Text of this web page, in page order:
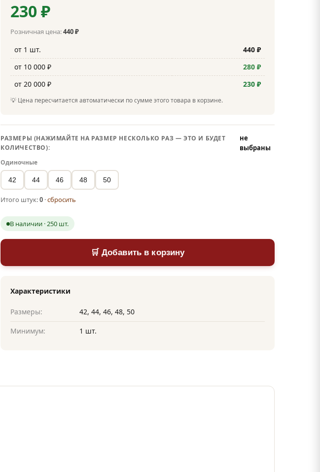
230 ₽
Розничная цена:440 ₽
от 1 шт.
440 ₽
от 10 000 ₽
280 ₽
от 20 000 ₽
230 ₽
💡 Цена пересчитается автоматически по сумме этого товара в корзине.
РАЗМЕРЫ (НАЖИМАЙТЕ НА РАЗМЕР НЕСКОЛЬКО РАЗ — ЭТО И БУДЕТ
КОЛИЧЕСТВО):
не
выбраны
Одиночные
42 44 46 48 50
Итого штук:0 ·сбросить
В наличии · 250 шт.
🛒 Добавить в корзину
Характеристики
Размеры: 42, 44, 46, 48, 50
Минимум: 1 шт.